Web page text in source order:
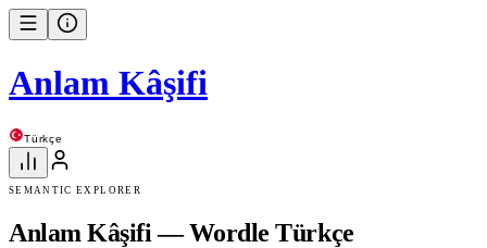
Anlam Kâşifi
Türkçe
SEMANTIC EXPLORER
Anlam Kâşifi — Wordle Türkçe